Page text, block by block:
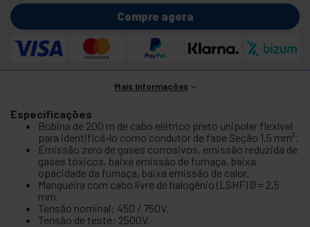
Compre agora
Mais informações
Especificações
Bobina de 200 m de cabo elétrico preto unipolar flexível
para identificá-lo como condutor de fase Seção 1,5 mm².
Emissão zero de gases corrosivos, emissão reduzida de
gases tóxicos, baixa emissão de fumaça, baixa
opacidade da fumaça, baixa emissão de calor.
Mangueira com cabo livre de halogênio (LSHF) Ø = 2,5
mm.
Tensão nominal: 450 / 750V.
Tensão de teste: 2500V.